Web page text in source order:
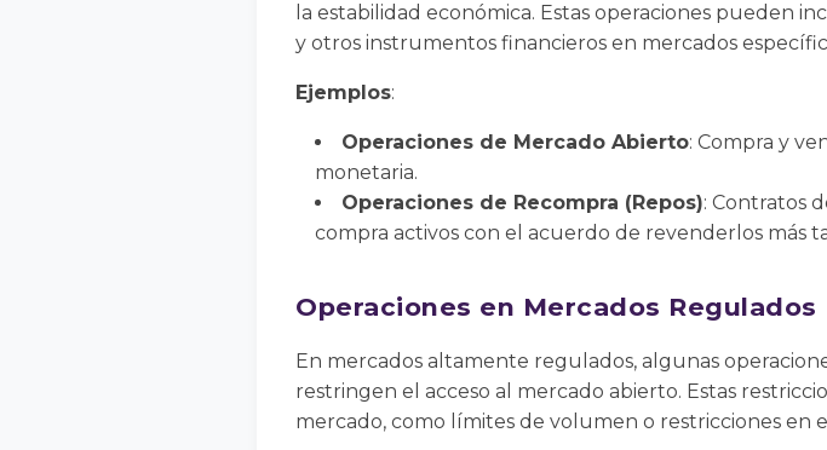
la estabilidad económica. Estas operaciones pueden
y otros instrumentos financieros en mercados
Ejemplos:
Operaciones de Mercado Abierto: Compra y
monetaria.
Operaciones de Recompra (Repos): Contratos
compra activos con el acuerdo de revenderlos más
Operaciones en Mercados Regulados
En mercados altamente regulados, algunas
restringen el acceso al mercado abierto. Estas
mercado, como límites de volumen o restricciones en